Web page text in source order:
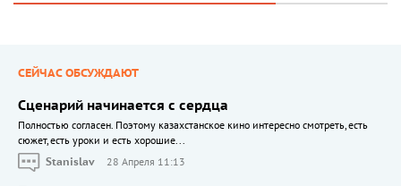
СЕЙЧАС ОБСУЖДАЮТ
Сценарий начинается с сердца
Полностью согласен. Поэтому казахстанское кино интересно смотреть, есть
сюжет, есть уроки и есть хорошие...
Stanislav
28 Апреля 11:13